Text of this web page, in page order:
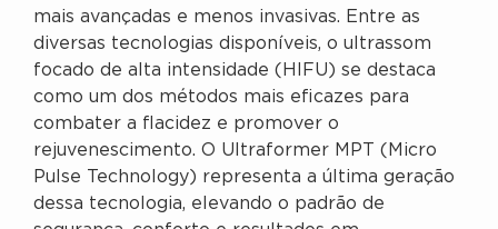
mais avançadas e menos invasivas. Entre as
diversas tecnologias disponíveis, o ultrassom
focado de alta intensidade (HIFU) se destaca
como um dos métodos mais eficazes para
combater a flacidez e promover o
rejuvenescimento. O Ultraformer MPT (Micro
Pulse Technology) representa a última geração
dessa tecnologia, elevando o padrão de